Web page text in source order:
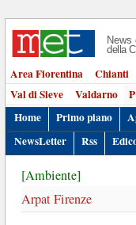
News
della
Area Fiorentina Chianti
Val di Sieve
Valdarno
Home
Primo piano
NewsLetter
Rss
[Ambiente]
Arpat Firenze